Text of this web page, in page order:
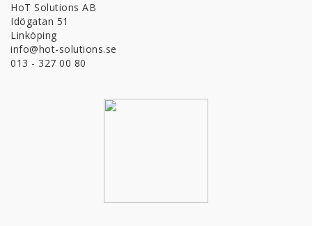
HoT Solutions AB
Idögatan 51
Linköping
info@hot-solutions.se
013 - 327 00 80